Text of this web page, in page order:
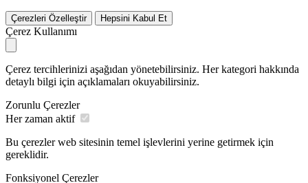
Çerezleri Özelleştir Hepsini Kabul Et
Çerez Kullanımı
Çerez tercihlerinizi aşağıdan yönetebilirsiniz. Her kategori hakkında
detaylı bilgi için açıklamaları okuyabilirsiniz.
Zorunlu Çerezler
Her zaman aktif
Bu çerezler web sitesinin temel işlevlerini yerine getirmek için
gereklidir.
Fonksiyonel Çerezler